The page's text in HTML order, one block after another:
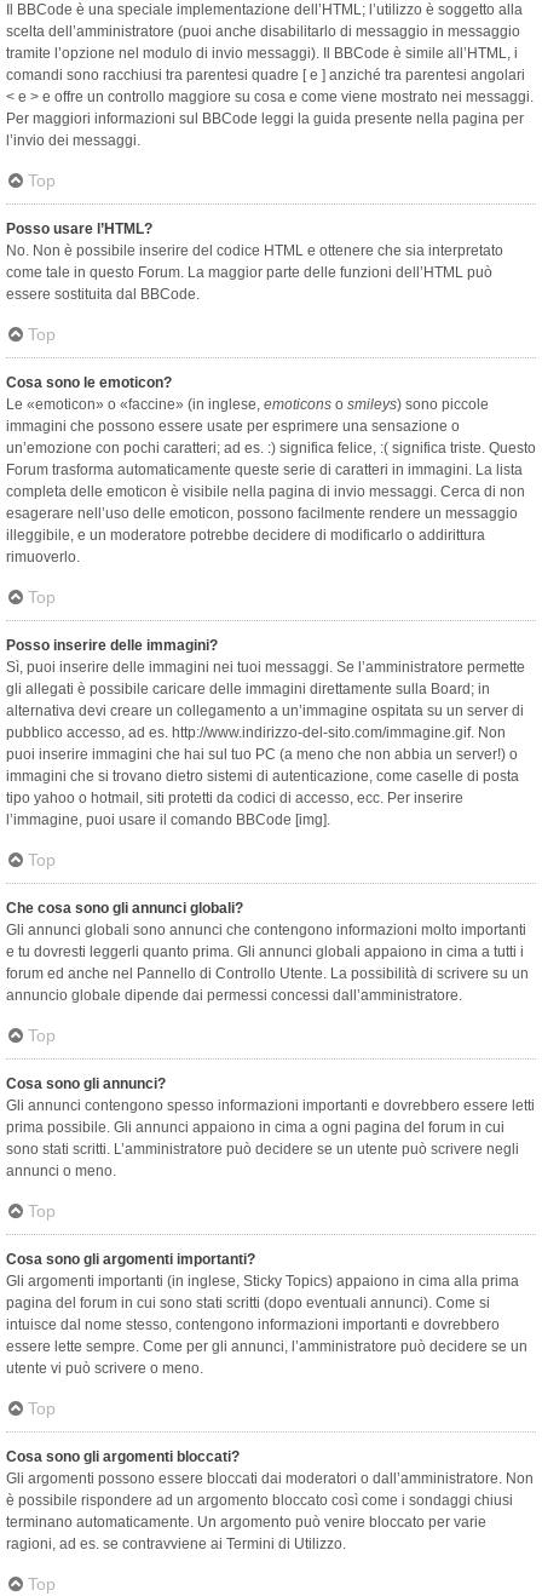
Il BBCode è una speciale implementazione dell’HTML; l’utilizzo è soggetto alla
scelta dell’amministratore (puoi anche disabilitarlo di messaggio in messaggio
tramite l’opzione nel modulo di invio messaggi). Il BBCode è simile all’HTML, i
comandi sono racchiusi tra parentesi quadre [ e ] anziché tra parentesi angolari
< e > e offre un controllo maggiore su cosa e come viene mostrato nei messaggi.
Per maggiori informazioni sul BBCode leggi la guida presente nella pagina per
l’invio dei messaggi.
Top
Posso usare l’HTML?
No. Non è possibile inserire del codice HTML e ottenere che sia interpretato
come tale in questo Forum. La maggior parte delle funzioni dell’HTML può
essere sostituita dal BBCode.
Top
Cosa sono le emoticon?
Le «emoticon» o «faccine» (in inglese, emoticons o smileys) sono piccole
immagini che possono essere usate per esprimere una sensazione o
un’emozione con pochi caratteri; ad es. :) significa felice, :( significa triste. Questo
Forum trasforma automaticamente queste serie di caratteri in immagini. La lista
completa delle emoticon è visibile nella pagina di invio messaggi. Cerca di non
esagerare nell’uso delle emoticon, possono facilmente rendere un messaggio
illeggibile, e un moderatore potrebbe decidere di modificarlo o addirittura
rimuoverlo.
Top
Posso inserire delle immagini?
Sì, puoi inserire delle immagini nei tuoi messaggi. Se l’amministratore permette
gli allegati è possibile caricare delle immagini direttamente sulla Board; in
alternativa devi creare un collegamento a un’immagine ospitata su un server di
pubblico accesso, ad es. http://www.indirizzo-del-sito.com/immagine.gif. Non
puoi inserire immagini che hai sul tuo PC (a meno che non abbia un server!) o
immagini che si trovano dietro sistemi di autenticazione, come caselle di posta
tipo yahoo o hotmail, siti protetti da codici di accesso, ecc. Per inserire
l’immagine, puoi usare il comando BBCode [img].
Top
Che cosa sono gli annunci globali?
Gli annunci globali sono annunci che contengono informazioni molto importanti
e tu dovresti leggerli quanto prima. Gli annunci globali appaiono in cima a tutti i
forum ed anche nel Pannello di Controllo Utente. La possibilità di scrivere su un
annuncio globale dipende dai permessi concessi dall’amministratore.
Top
Cosa sono gli annunci?
Gli annunci contengono spesso informazioni importanti e dovrebbero essere letti
prima possibile. Gli annunci appaiono in cima a ogni pagina del forum in cui
sono stati scritti. L’amministratore può decidere se un utente può scrivere negli
annunci o meno.
Top
Cosa sono gli argomenti importanti?
Gli argomenti importanti (in inglese, Sticky Topics) appaiono in cima alla prima
pagina del forum in cui sono stati scritti (dopo eventuali annunci). Come si
intuisce dal nome stesso, contengono informazioni importanti e dovrebbero
essere lette sempre. Come per gli annunci, l’amministratore può decidere se un
utente vi può scrivere o meno.
Top
Cosa sono gli argomenti bloccati?
Gli argomenti possono essere bloccati dai moderatori o dall’amministratore. Non
è possibile rispondere ad un argomento bloccato così come i sondaggi chiusi
terminano automaticamente. Un argomento può venire bloccato per varie
ragioni, ad es. se contravviene ai Termini di Utilizzo.
Top